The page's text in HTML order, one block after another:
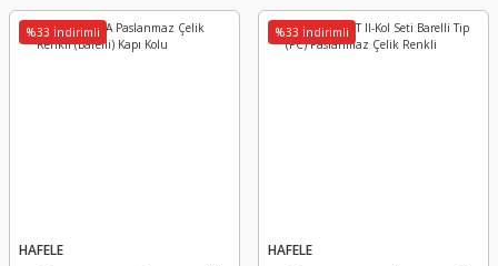
%33 İndirimli
HAFELE
%33 İndirimli
HAFELE